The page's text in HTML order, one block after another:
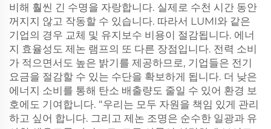
비해 훨씬 긴 수명을 자랑합니다. 실제로 수천 시간 동안
꺼지지 않고 작동할 수 있습니다. 따라서 LUMI와 같은
기업의 경우 교체 및 유지보수 비용이 절감됩니다. 에너
지 효율성도 제논 램프의 또 다른 장점입니다. 전력 소비
가 적으면서도 높은 밝기를 제공하므로, 기업들은 전기
요금을 절감할 수 있는 수단을 확보하게 됩니다. 더 낮은
에너지 소비를 통해 탄소 배출량도 줄일 수 있어 환경 보
호에도 기여합니다. “우리는 모두 자원을 책임 있게 관리
하고 싶어 합니다. 그리고 제논 조명은 순수한 일광과 유